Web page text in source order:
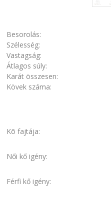
Besorolás:
Szélesség:
Vastagság:
Átlagos súly:
Karát összesen:
Kövek száma:
Kõ fajtája:
Női kő igény:
Férfi kő igény: